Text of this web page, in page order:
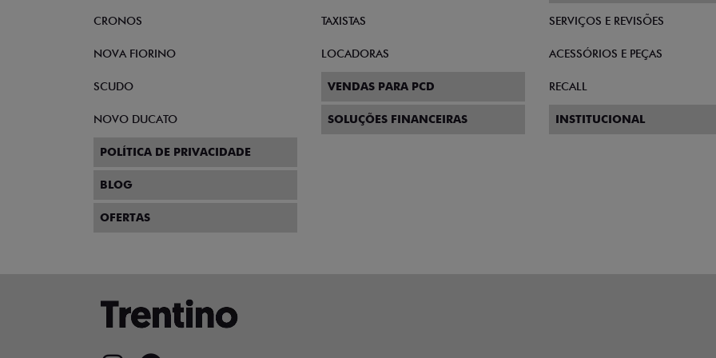
CRONOS
NOVA FIORINO
SCUDO
NOVO DUCATO
TAXISTAS
LOCADORAS
VENDAS PARA PCD
SOLUÇÕES FINANCEIRAS
SERVIÇOS E REVISÕES
ACESSÓRIOS E PEÇAS
RECALL
INSTITUCIONAL
POLÍTICA DE PRIVACIDADE
BLOG
OFERTAS